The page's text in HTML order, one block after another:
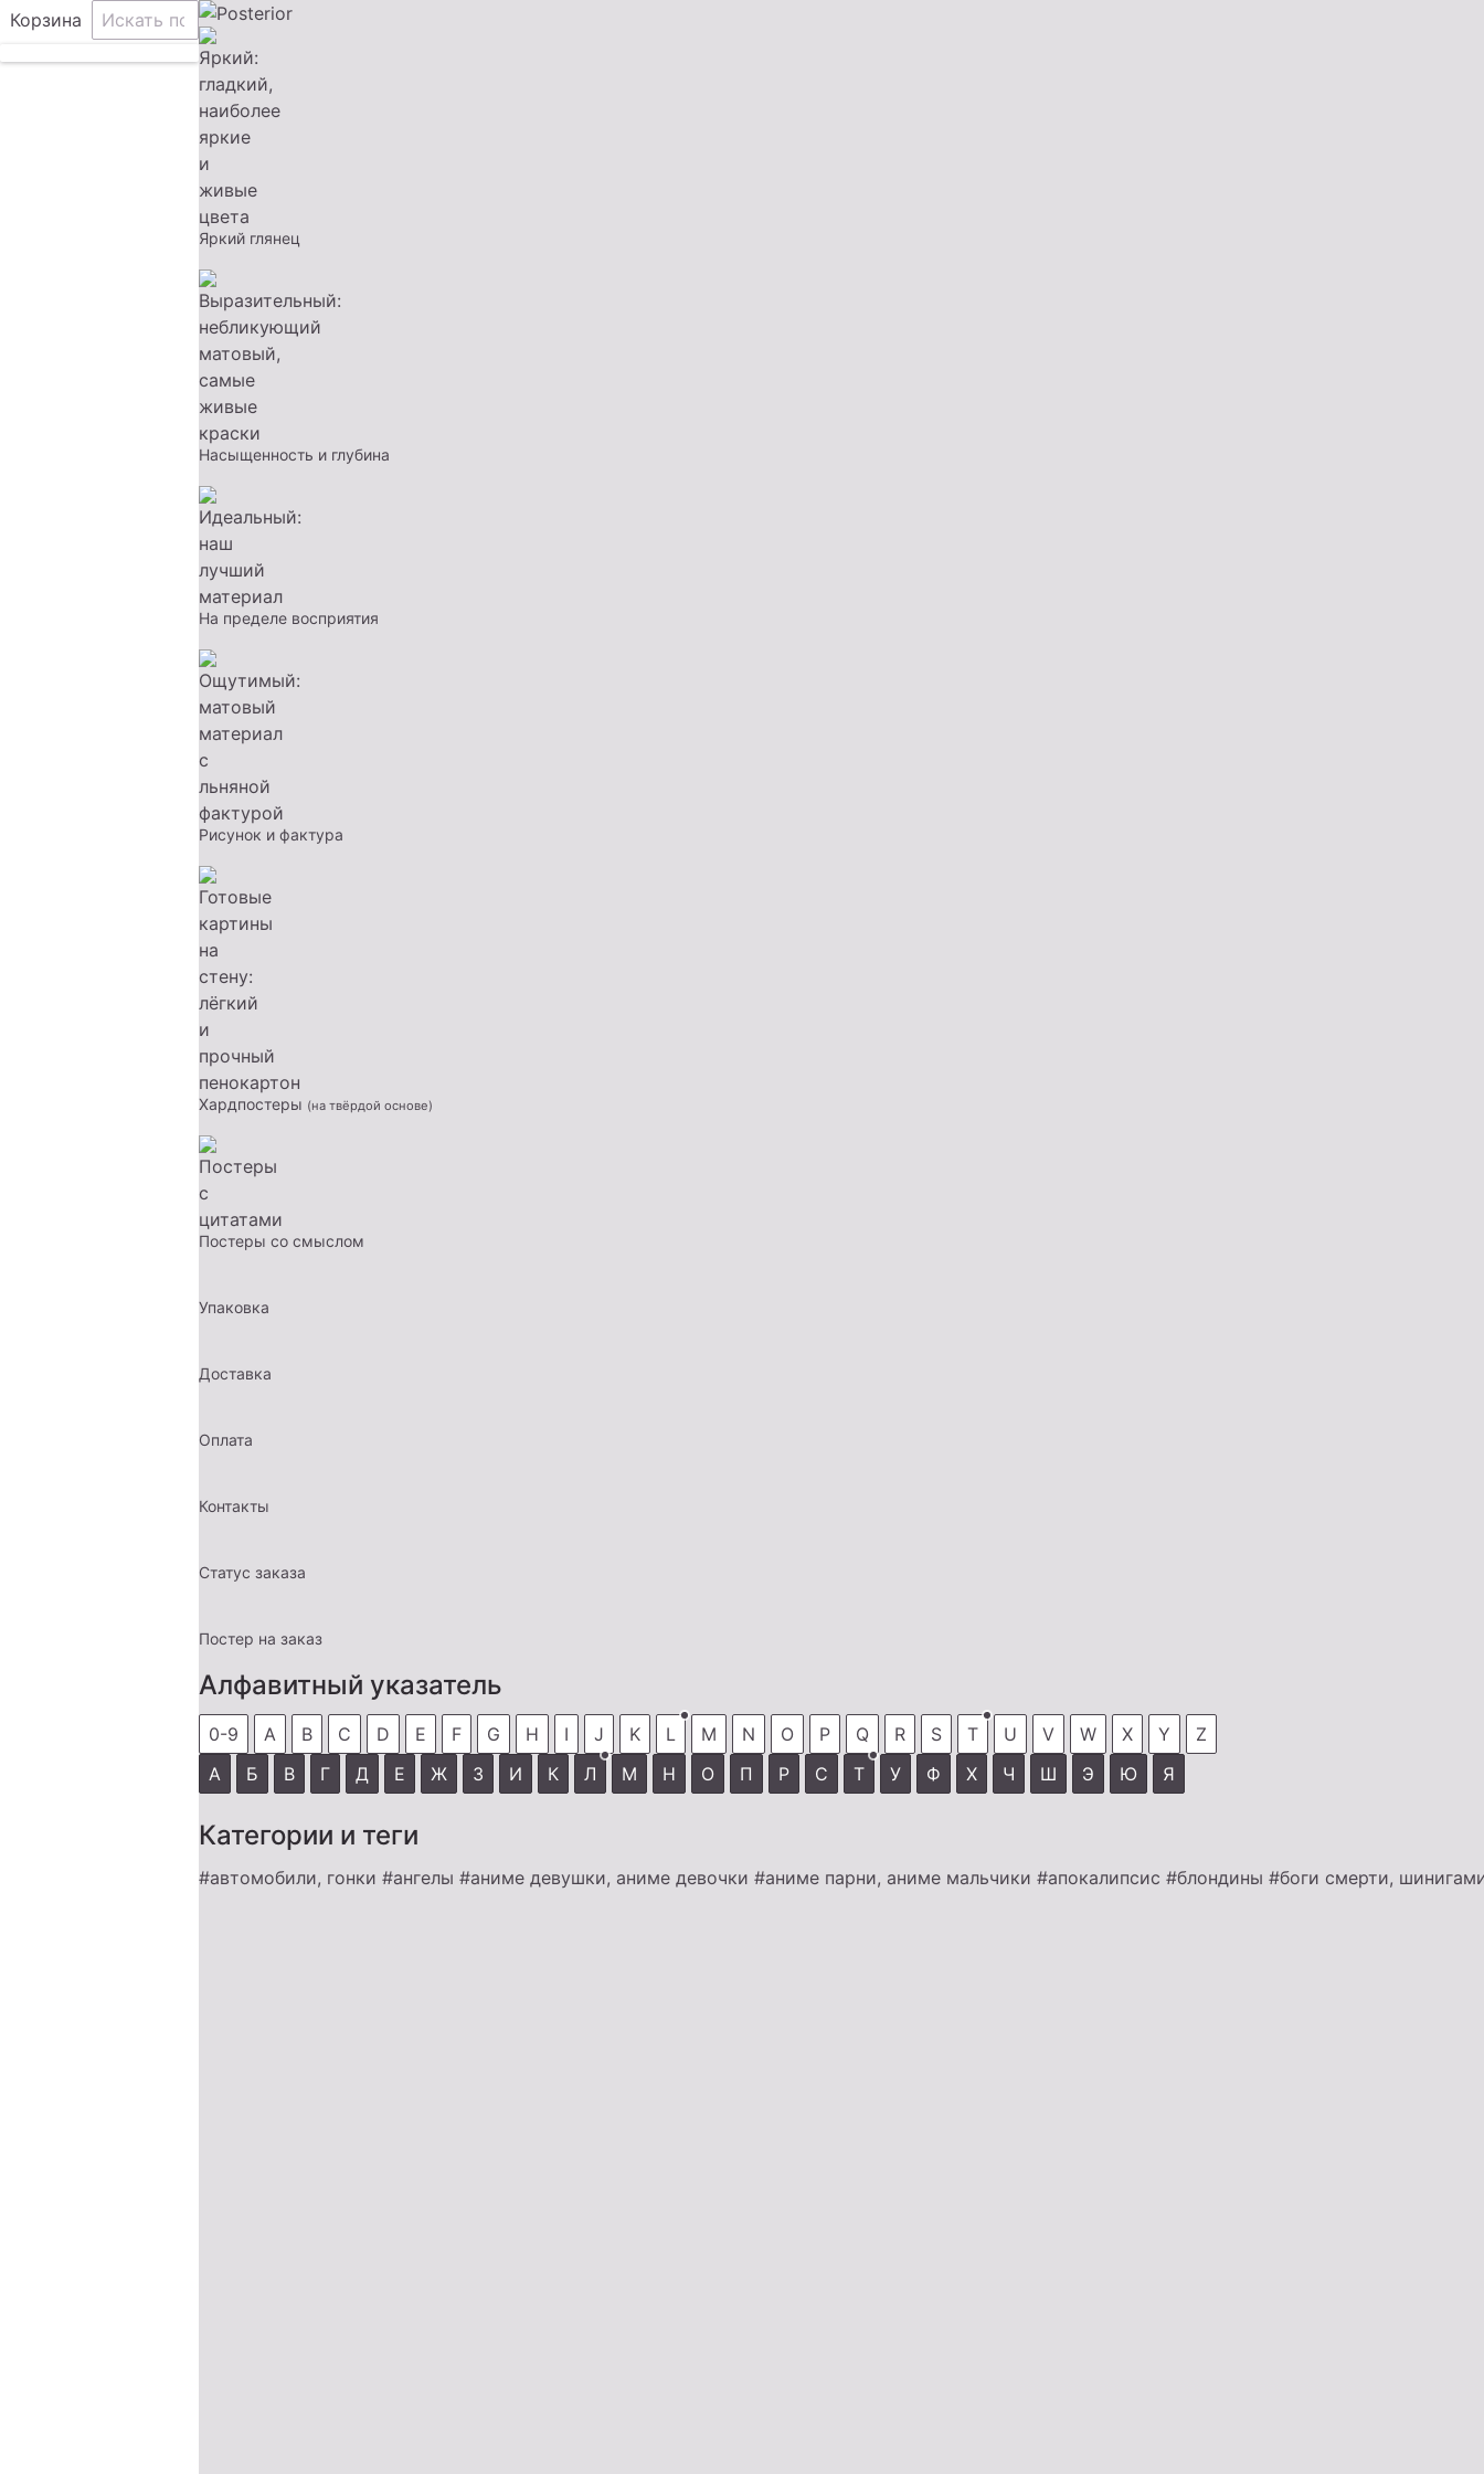
Корзина
Яркий глянец
Насыщенность и глубина
На пределе восприятия
Рисунок и фактура
Хардпостеры (на твёрдой основе)
Постеры со смыслом
Упаковка
Доставка
Оплата
Контакты
Статус заказа
Постер на заказ
Алфавитный указатель
0-9 A B C D E F G H I J K L M N O P Q R S T U V W X Y
Z
А
Б В Г Д Е Ж З И К Л М Н О П Р С Т У Ф Х Ч Ш Э Ю Я
Категории и теги
#автомобили, гонки #ангелы #аниме девушки, аниме девочки #аниме парни, аниме мальчики #апокалипсис #блондины #боги смерти,